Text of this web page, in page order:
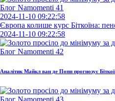
2024-11-10 09:22:58
Європа колише курс Біткоїна:
2024-11-10 09:22:58
Аналітик Майкл ван де Попп прогнозує